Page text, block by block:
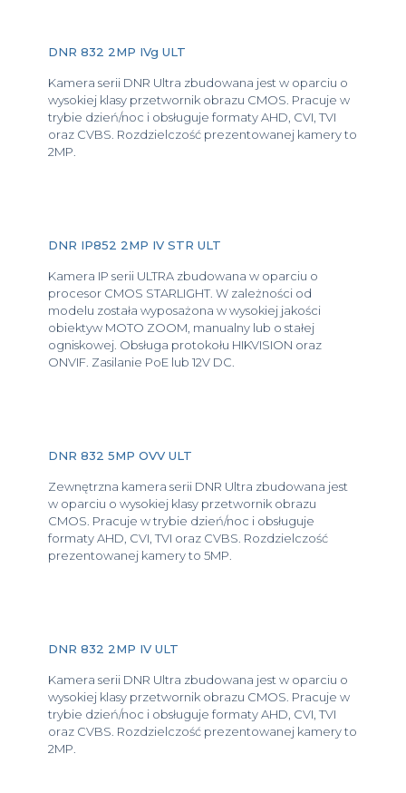
DNR 832 2MP IVg ULT
Kamera serii DNR Ultra zbudowana jest w oparciu o
wysokiej klasy przetwornik obrazu CMOS. Pracuje w
trybie dzień/noc i obsługuje formaty AHD, CVI, TVI
oraz CVBS. Rozdzielczość prezentowanej kamery to
2MP.
DNR IP852 2MP IV STR ULT
Kamera IP serii ULTRA zbudowana w oparciu o
procesor CMOS STARLIGHT. W zależności od
modelu została wyposażona w wysokiej jakości
obiektyw MOTO ZOOM, manualny lub o stałej
ogniskowej. Obsługa protokołu HIKVISION oraz
ONVIF. Zasilanie PoE lub 12V DC.
DNR 832 5MP OVV ULT
Zewnętrzna kamera serii DNR Ultra zbudowana jest
w oparciu o wysokiej klasy przetwornik obrazu
CMOS. Pracuje w trybie dzień/noc i obsługuje
formaty AHD, CVI, TVI oraz CVBS. Rozdzielczość
prezentowanej kamery to 5MP.
DNR 832 2MP IV ULT
Kamera serii DNR Ultra zbudowana jest w oparciu o
wysokiej klasy przetwornik obrazu CMOS. Pracuje w
trybie dzień/noc i obsługuje formaty AHD, CVI, TVI
oraz CVBS. Rozdzielczość prezentowanej kamery to
2MP.